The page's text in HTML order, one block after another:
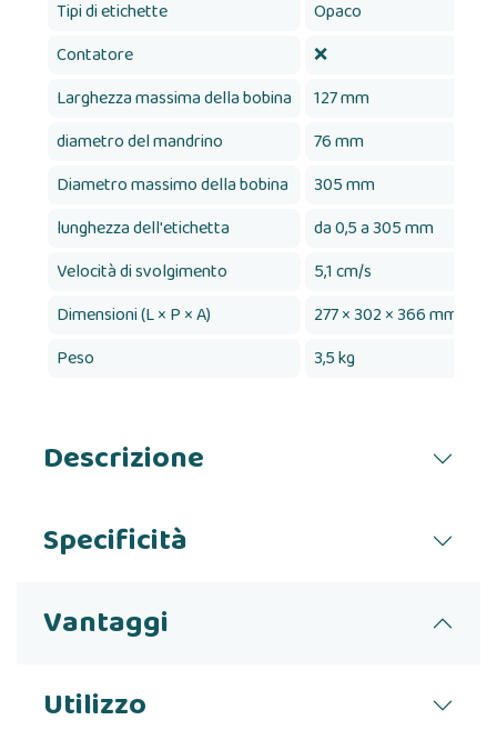
Tipi di etichette
Opaco
Contatore
❌
Larghezza massima della bobina
127 mm
diametro del mandrino
76 mm
Diametro massimo della bobina
305 mm
lunghezza dell'etichetta
da 0,5 a 305 mm
Velocità di svolgimento
5,1 cm/s
Dimensioni (L × P × A)
277 × 302 × 366 mm
Peso
3,5 kg
Descrizione
Specificità
Vantaggi
Utilizzo